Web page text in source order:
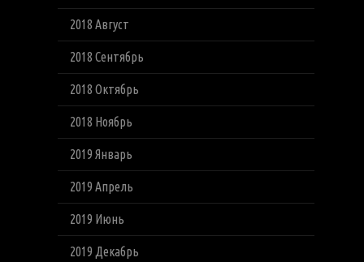
2018 Август
2018 Сентябрь
2018 Октябрь
2018 Ноябрь
2019 Январь
2019 Апрель
2019 Июнь
2019 Декабрь